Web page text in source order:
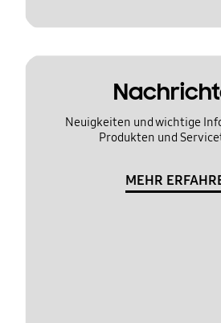
Neuigkeiten und wichtige
Produkten und
MEHR